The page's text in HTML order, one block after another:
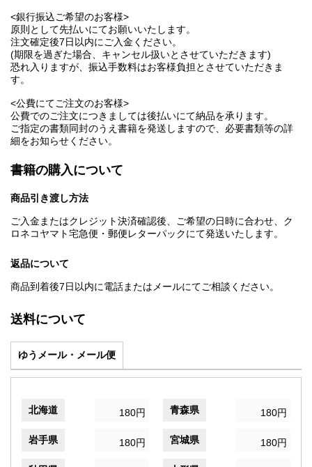
<銀行振込ご希望のお客様>
原則として先払いにてお願いいたします。
注文確定後7日以内にご入金ください。
(期限を過ぎた場合、キャンセル扱いとさせていただきます)
恐れ入りますが、振込手数料はお客様負担とさせていただきま
す。
<公費にてご注文のお客様>
公費でのご注文につきましては後払いにて納品を承ります。
ご指定の書類同封のうえ書籍を発送しますので、必要書類等の詳
細をお知らせください。
書籍の購入について
商品引き渡し方法
ご入金またはクレジット決済確認後、ご希望の日時に合わせ、ク
ロネコヤマト宅急便・郵便レターパックにて発送いたします。
返品について
商品到着後7日以内に電話またはメールにてご相談ください。
送料について
ゆうメール・メール便
北海道 180円 青森県 180円
岩手県 180円 宮城県 180円